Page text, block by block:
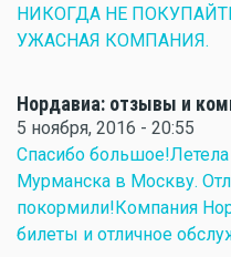
НИКОГДА НЕ
УЖАСНАЯ КОМПАНИЯ.
Нордавиа: отзывы и
5 ноября, 2016 - 20:55
Спасибо большое!Летела
Мурманска в Москву.
покормили!Компания
билеты и отличное